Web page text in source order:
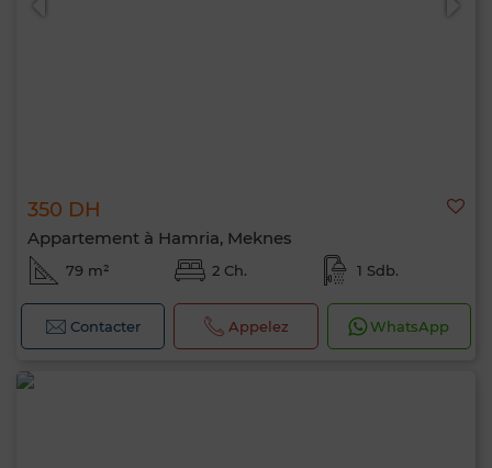
350 DH
Appartement à Hamria, Meknes
79 m² 2 Ch. 1 Sdb.
Contacter Appelez WhatsApp